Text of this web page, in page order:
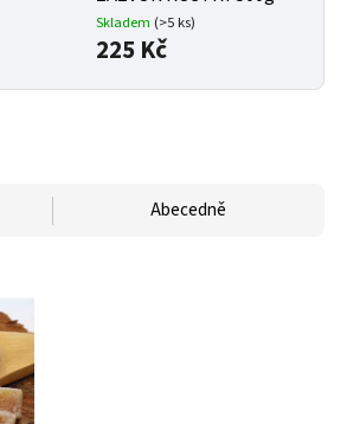
Skladem (>5 ks)
225 Kč
Abecedně